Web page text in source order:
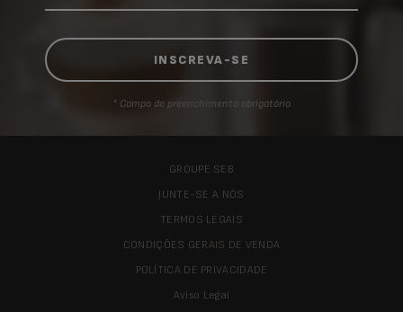
* Campo de preenchimento obrigatório
GROUPE SEB
JUNTE-SE A NÓS
TERMOS LEGAIS
CONDIÇÕES GERAIS DE VENDA
POLÍTICA DE PRIVACIDADE
Aviso Legal